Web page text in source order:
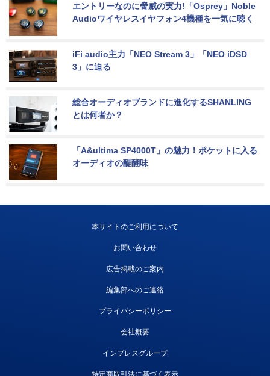
エントリーなのに脅威の実力!「Osprey」Noble
Audioワイヤレスイヤフォン4機種を一気に聴く
iFi audio主力「NEO Stream 3」「NEO iDSD
3」に迫る
総合オーディオブランドに進化するSHANLING
とは何者か？
「A&ultima SP4000T」の魅力！ポケットに入る
オーディオの醍醐味
本サイトのご利用について
お問い合わせ
広告掲載のご案内
編集部へのご連絡
プライバシーポリシー
会社概要
インプレスグループ